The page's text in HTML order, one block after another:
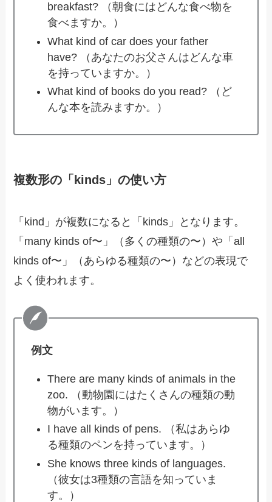
breakfast? （朝食にはどんな食べ物を
食べますか。）
What kind of car does your father
have? （あなたのお父さんはどんな車
を持っていますか。）
What kind of books do you read? （ど
んな本を読みますか。）
複数形の「kinds」の使い方
「kind」が複数になると「kinds」となります。
「many kinds of〜」（多くの種類の〜）や「all
kinds of〜」（あらゆる種類の〜）などの表現で
よく使われます。
例文
There are many kinds of animals in the
zoo. （動物園にはたくさんの種類の動
物がいます。）
I have all kinds of pens. （私はあらゆ
る種類のペンを持っています。）
She knows three kinds of languages.
（彼女は3種類の言語を知っていま
す。）